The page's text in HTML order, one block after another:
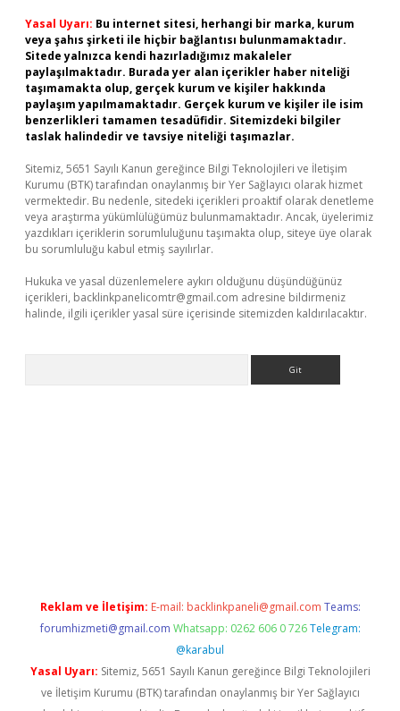
Yasal Uyarı: Bu internet sitesi, herhangi bir marka, kurum
veya şahıs şirketi ile hiçbir bağlantısı bulunmamaktadır.
Sitede yalnızca kendi hazırladığımız makaleler
paylaşılmaktadır. Burada yer alan içerikler haber niteliği
taşımamakta olup, gerçek kurum ve kişiler hakkında
paylaşım yapılmamaktadır. Gerçek kurum ve kişiler ile isim
benzerlikleri tamamen tesadüfidir. Sitemizdeki bilgiler
taslak halindedir ve tavsiye niteliği taşımazlar.
Sitemiz, 5651 Sayılı Kanun gereğince Bilgi Teknolojileri ve İletişim
Kurumu (BTK) tarafından onaylanmış bir Yer Sağlayıcı olarak hizmet
vermektedir. Bu nedenle, sitedeki içerikleri proaktif olarak denetleme
veya araştırma yükümlülüğümüz bulunmamaktadır. Ancak, üyelerimiz
yazdıkları içeriklerin sorumluluğunu taşımakta olup, siteye üye olarak
bu sorumluluğu kabul etmiş sayılırlar.
Hukuka ve yasal düzenlemelere aykırı olduğunu düşündüğünüz
içerikleri, backlinkpanelicomtr@gmail.com adresine bildirmeniz
halinde, ilgili içerikler yasal süre içerisinde sitemizden kaldırılacaktır.
Reklam ve İletişim: E-mail: backlinkpaneli@gmail.com Teams:
forumhizmeti@gmail.com Whatsapp: 0262 606 0 726 Telegram:
@karabul
Yasal Uyarı: Sitemiz, 5651 Sayılı Kanun gereğince Bilgi Teknolojileri
ve İletişim Kurumu (BTK) tarafından onaylanmış bir Yer Sağlayıcı